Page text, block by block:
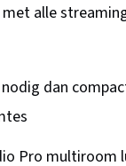
alle
dan
Pro